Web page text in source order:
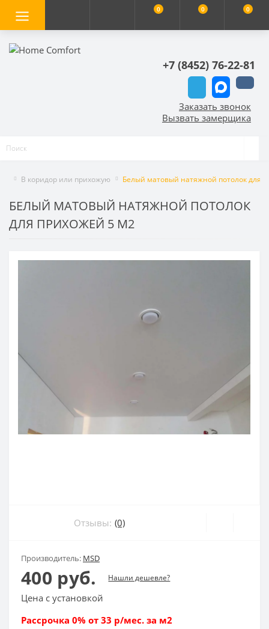
0 0 0
+7 (8452) 76-22-81
Заказать звонок
Вызвать замерщика
В коридор или прихожую Белый матовый натяжной потолок для
БЕЛЫЙ МАТОВЫЙ НАТЯЖНОЙ ПОТОЛОК
ДЛЯ ПРИХОЖЕЙ 5 М2
Отзывы: (0)
Производитель: MSD
400 руб. Нашли дешевле?
Цена с установкой
Рассрочка 0% от 33 р/мес. за м2